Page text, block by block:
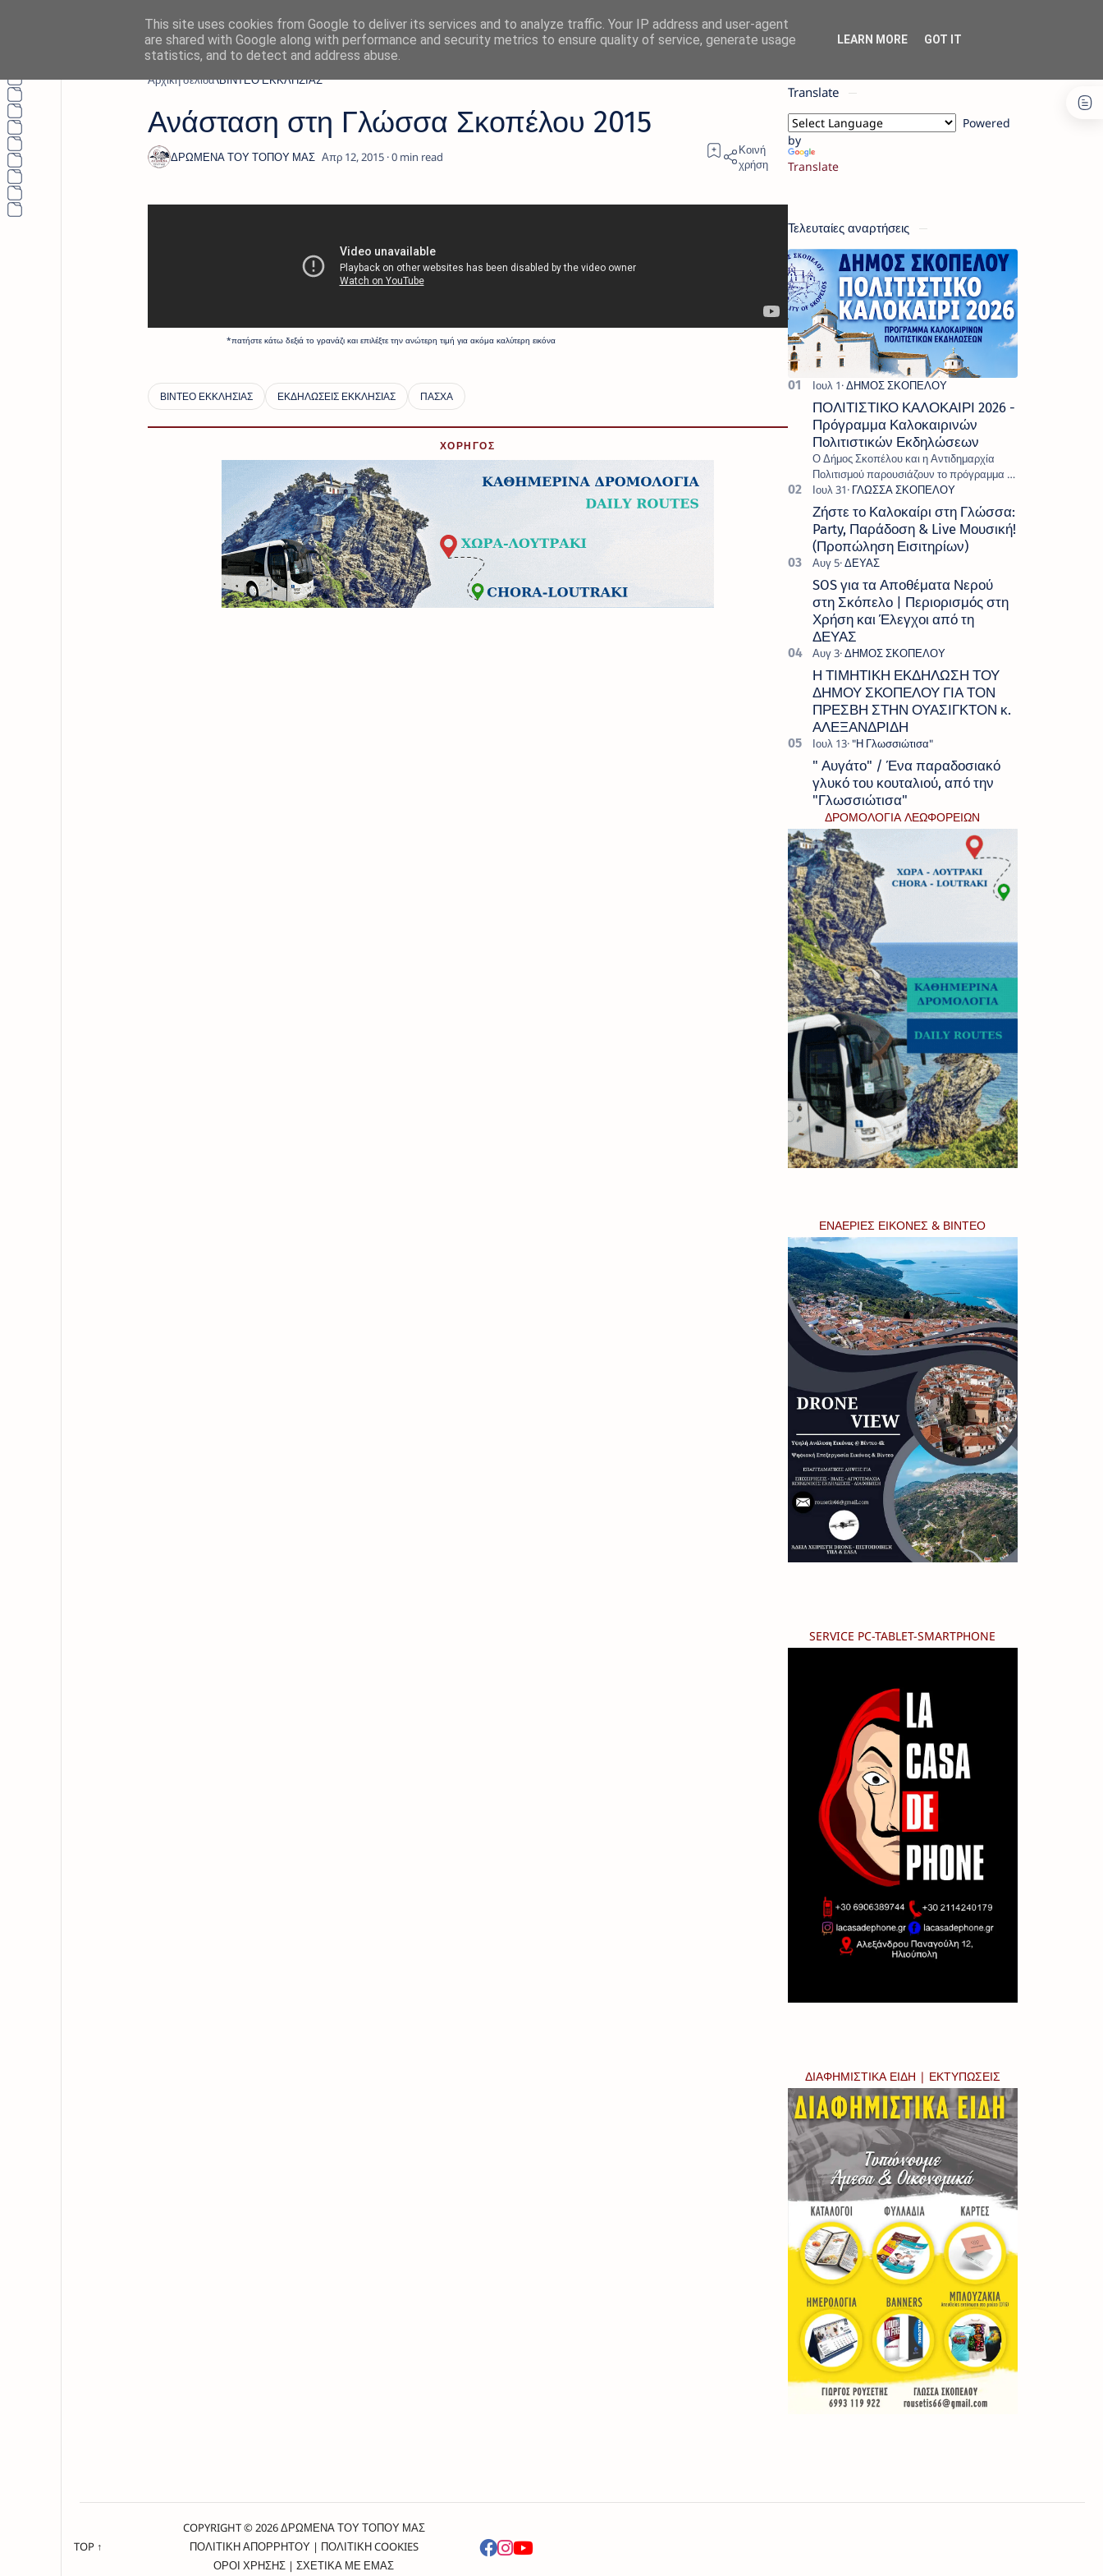
Αρχική σελίδα ΒΙΝΤΕΟ ΕΚΚΛΗΣΙΑΣ
Ανάσταση στη Γλώσσα Σκοπέλου 2015
0
*πατήστε κάτω δεξιά το γρανάζι και επιλέξτε την ανώτερη τιμή για ακόμα καλύτερη εικόνα
ΧΟΡΗΓΟΣ
Translate
Powered
by
Translate
Τελευταίες αναρτήσεις
ΠΟΛΙΤΙΣΤΙΚΟ ΚΑΛΟΚΑΙΡΙ 2026 -
Πρόγραμμα Καλοκαιρινών
Πολιτιστικών Εκδηλώσεων
Ο Δήμος Σκοπέλου και η Αντιδημαρχία
Πολιτισμού παρουσιάζουν το πρόγραμμα «
Πολιτιστικό Καλοκαίρι 2026 », ένα πλούσιο
και πολυσυλλεκτικό πρόγραμμα εκδ…
Ζήστε το Καλοκαίρι στη Γλώσσα:
Party, Παράδοση & Live Μουσική!
(Προπώληση Εισιτηρίων)
SOS για τα Αποθέματα Νερού
στη Σκόπελο | Περιορισμός στη
Χρήση και Έλεγχοι από τη
ΔΕΥΑΣ
Η ΤΙΜΗΤΙΚΗ ΕΚΔΗΛΩΣΗ ΤΟΥ
ΔΗΜΟΥ ΣΚΟΠΕΛΟΥ ΓΙΑ ΤΟΝ
ΠΡΕΣΒΗ ΣΤΗΝ ΟΥΑΣΙΓΚΤΟΝ κ.
ΑΛΕΞΑΝΔΡΙΔΗ
" Αυγάτο" / Ένα παραδοσιακό
γλυκό του κουταλιού, από την
"Γλωσσιώτισα"
ΔΡΟΜΟΛΟΓΙΑ ΛΕΩΦΟΡΕΙΩΝ
ΕΝΑΕΡΙΕΣ ΕΙΚΟΝΕΣ & ΒΙΝΤΕΟ
SERVICE PC-TABLET-SMARTPHONE
ΔΙΑΦΗΜΙΣΤΙΚΑ ΕΙΔΗ | ΕΚΤΥΠΩΣΕΙΣ
TOP ↑
COPYRIGHT © 2026 ΔΡΩΜΕΝΑ ΤΟΥ ΤΟΠΟΥ ΜΑΣ
ΠΟΛΙΤΙΚΗ ΑΠΟΡΡΗΤΟΥ| ΠΟΛΙΤΙΚΗ COOKIES
ΟΡΟΙ ΧΡΗΣΗΣ | ΣΧΕΤΙΚΑ ΜΕ ΕΜΑΣ
This site uses cookies from Google to deliver its services and to analyze traffic. Your IP address and user-agent
are shared with Google along with performance and security metrics to ensure quality of service, generate usage
statistics, and to detect and address abuse.
LEARN MORE GOT IT